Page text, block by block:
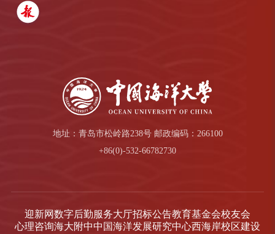
地址：青岛市松岭路238号 邮政编码：266100
+86(0)-532-66782730
迎新网数字后勤服务大厅招标公告教育基金会校友会
心理咨询海大附中中国海洋发展研究中心西海岸校区建设